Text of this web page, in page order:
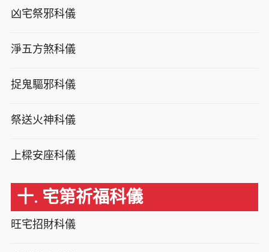
凶宅祭邪科儀
淨五方煞科儀
捉鬼驅邪科儀
祭送火神科儀
上樑安座科儀
十. 宅第祈福科儀
旺宅招財科儀